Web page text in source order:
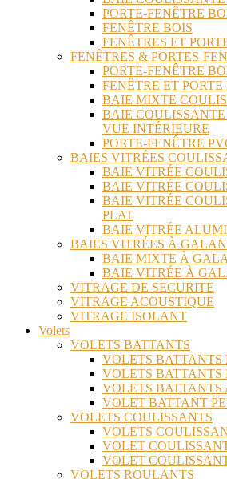
PORTE-FENÊTRE
FENÊTRE BOIS
FENÊTRES ET
FENÊTRES & PORTES-
PORTE-FENÊTRE
FENÊTRE ET
BAIE MIXTE
BAIE
VUE INTÉRIEURE
PORTE-FENÊTRE
BAIES VITRÉES
BAIE VITRÉE
BAIE VITRÉE
BAIE VITRÉE
PLAT
BAIE VITRÉE
BAIES VITRÉES À
BAIE MIXTE À
BAIE VITRÉE À
VITRAGE DE SECURITE
VITRAGE ACOUSTIQUE
VITRAGE ISOLANT
Volets
VOLETS BATTANTS
VOLETS BATTANTS
VOLETS BATTANTS
VOLETS
VOLET BATTANT
VOLETS COULISSANTS
VOLETS
VOLET
VOLET
VOLETS ROULANTS